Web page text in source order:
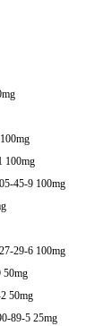
100mg
45-9 100mg
29-6 100mg
50mg
50mg
89-5 25mg